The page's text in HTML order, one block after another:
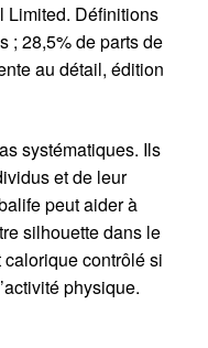
Limited. Définitions
; 28,5% de parts de
au détail, édition
systématiques. Ils
et de leur
peut aider à
silhouette dans le
calorique contrôlé si
physique.